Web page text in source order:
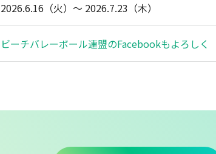
2026.6.16（火）～ 2026.7.23（木）
ビーチバレーボール連盟のFacebookもよろしく